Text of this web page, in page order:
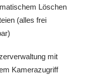
Löschen
(alles frei
mit
Kamerazugriff